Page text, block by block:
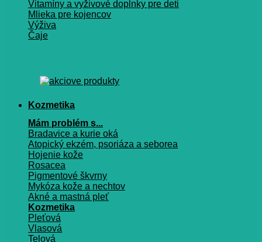
Vitamíny a vyživové doplnky pre deti
Mlieka pre kojencov
Výživa
Čaje
Kozmetika
Mám problém s...
Bradavice a kurie oká
Atopický ekzém, psoriáza a seborea
Hojenie kože
Rosacea
Pigmentové škvrny
Mykóza kože a nechtov
Akné a mastná pleť
Kozmetika
Pleťová
Vlasová
Telová